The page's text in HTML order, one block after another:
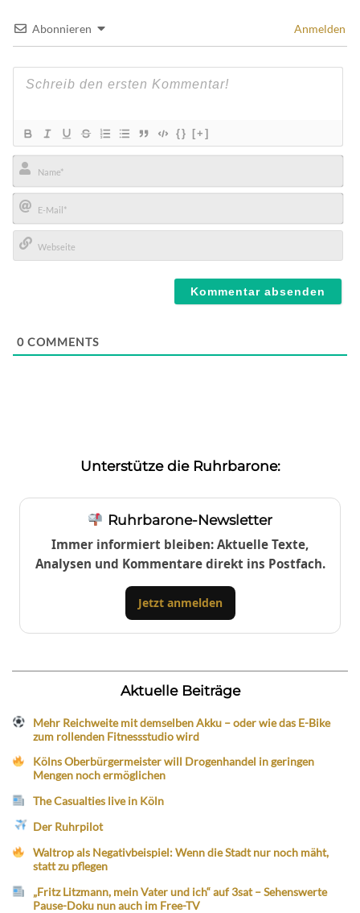
Abonnieren Anmelden
{} [+]
Name*
E-
Mail*
0 COMMENTS
Unterstütze die Ruhrbarone:
Ruhrbarone-Newsletter
Immer informiert bleiben: Aktuelle Texte,
Analysen und Kommentare direkt ins Postfach.
Jetzt anmelden
Aktuelle Beiträge
Mehr Reichweite mit demselben Akku – oder wie das E-Bike
zum rollenden Fitnessstudio wird
Kölns Oberbürgermeister will Drogenhandel in geringen
Mengen noch ermöglichen
The Casualties live in Köln
Der Ruhrpilot
Waltrop als Negativbeispiel: Wenn die Stadt nur noch mäht,
statt zu pflegen
„Fritz Litzmann, mein Vater und ich“ auf 3sat – Sehenswerte
Pause-Doku nun auch im Free-TV